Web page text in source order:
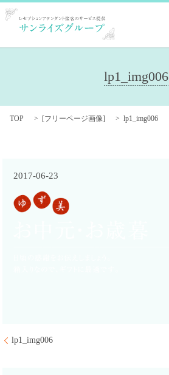
lp1_img006
TOP [フリーページ画像] lp1_img006
2017-06-23
lp1_img006